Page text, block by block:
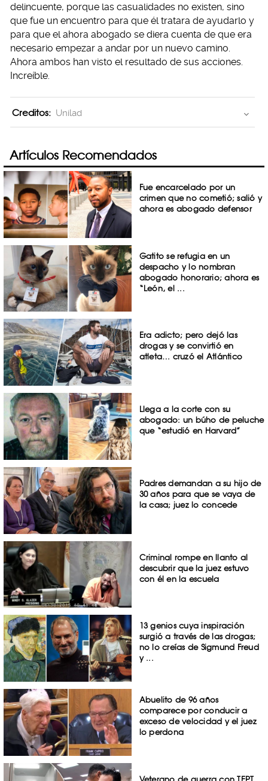
delincuente, porque las casualidades no existen, sino
que fue un encuentro para que él tratara de ayudarlo y
para que el ahora abogado se diera cuenta de que era
necesario empezar a andar por un nuevo camino.
Ahora ambos han visto el resultado de sus acciones.
Increíble.
Creditos: Unilad
Artículos Recomendados
Fue encarcelado por un
crimen que no cometió; salió y
ahora es abogado defensor
Gatito se refugia en un
despacho y lo nombran
abogado honorario; ahora es
“León, el ...
Era adicto; pero dejó las
drogas y se convirtió en
atleta… cruzó el Atlántico
Llega a la corte con su
abogado: un búho de peluche
que “estudió en Harvard”
Padres demandan a su hijo de
30 años para que se vaya de
la casa; juez lo concede
Criminal rompe en llanto al
descubrir que la juez estuvo
con él en la escuela
13 genios cuya inspiración
surgió a través de las drogas;
no lo creías de Sigmund Freud
y ...
Abuelito de 96 años
comparece por conducir a
exceso de velocidad y el juez
lo perdona